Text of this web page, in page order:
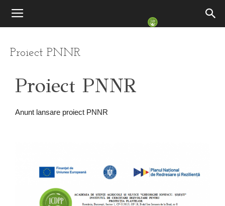
Proiect PNNR
Proiect PNNR
Anunt lansare proiect PNNR